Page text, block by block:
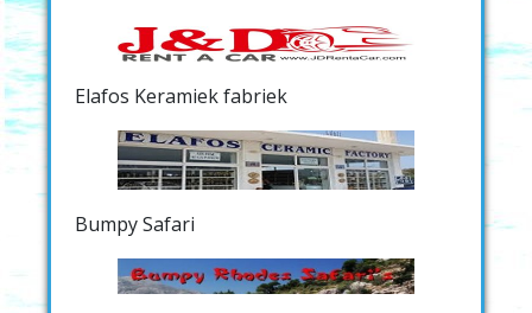
Elafos Keramiek fabriek
Bumpy Safari